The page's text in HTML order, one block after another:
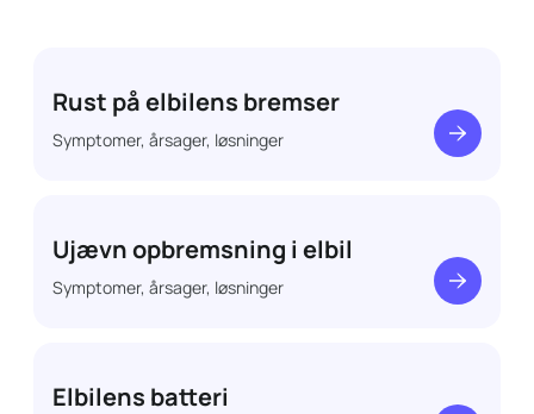
Rust på elbilens bremser
Symptomer, årsager, løsninger
Ujævn opbremsning i elbil
Symptomer, årsager, løsninger
Elbilens batteri